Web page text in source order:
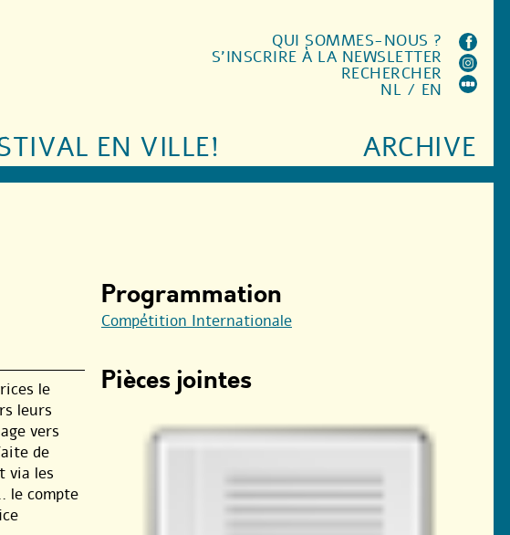
EN VILLE! ARCHIVE
QUI SOMMES-NOUS ?
S'INSCRIRE À LA NEWSLETTER
RECHERCHER
NL / EN
le
leurs
vers
de
via les
le compte
Programmation
Compétition Internationale
Pièces jointes